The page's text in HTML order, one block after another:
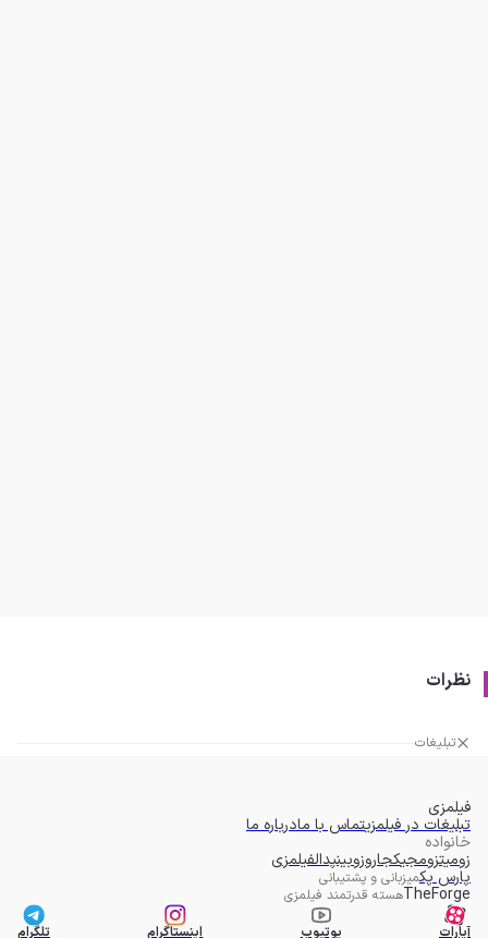
نظرات
تبلیغات
فیلمزی
تبلیغات در فیلمزیتماس با مادرباره ما
خانواده
زومیتزومجیکجاروزوبینپدالفیلمزی
پارس پکمیزبانی و پشتیبانی
TheForgeهسته قدرتمند فیلمزی
آپارات
یوتیوب اینستاگرام تلگرام